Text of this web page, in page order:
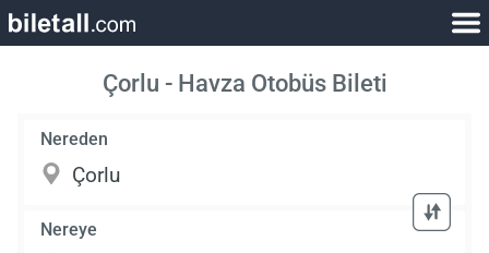
Çorlu - Havza Otobüs Bileti
Nereden
Nereye